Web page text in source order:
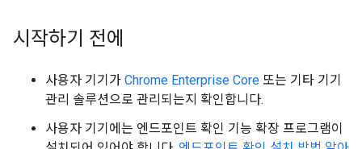
시작하기 전에
사용자 기기가 Chrome Enterprise Core 또는 기타 기기
관리 솔루션으로 관리되는지 확인합니다.
사용자 기기에는 엔드포인트 확인 기능 확장 프로그램이